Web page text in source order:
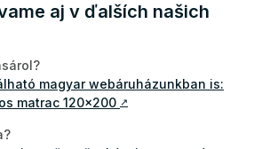
aj v ďalších našich
magyar webáruházunkban is:
matrac 120x200 ↗